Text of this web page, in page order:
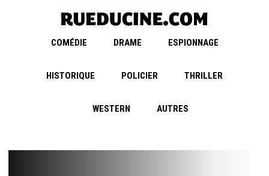
COMÉDIE DRAME ESPIONNAGE
HISTORIQUE POLICIER THRILLER
WESTERN AUTRES